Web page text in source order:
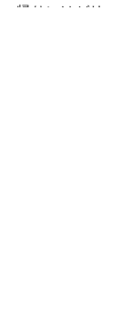
帰りにはゼリー